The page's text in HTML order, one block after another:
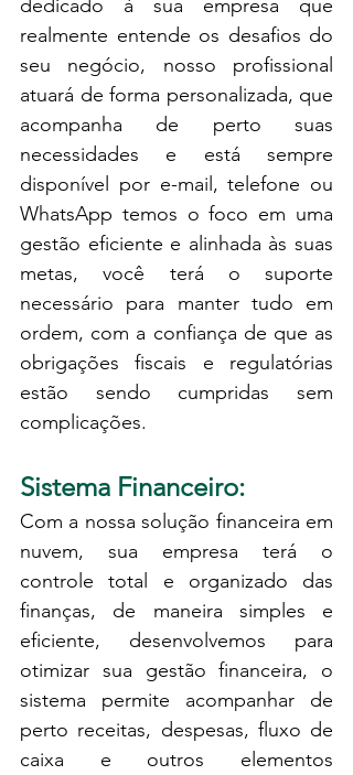
dedicado à sua empresa que
realmente entende os desafios do
seu negócio, nosso profissional
atuará de forma personalizada, que
acompanha de perto suas
necessidades e está sempre
disponível por e-mail, telefone ou
WhatsApp temos o foco em uma
gestão eficiente e alinhada às suas
metas, você terá o suporte
necessário para manter tudo em
ordem, com a confiança de que as
obrigações fiscais e regulatórias
estão sendo cumpridas sem
complicações.
Sistema Financeiro:
Com a nossa solução financeira em
nuvem, sua empresa terá o
controle total e organizado das
finanças, de maneira simples e
eficiente, desenvolvemos para
otimizar sua gestão financeira, o
sistema permite acompanhar de
perto receitas, despesas, fluxo de
caixa e outros elementos